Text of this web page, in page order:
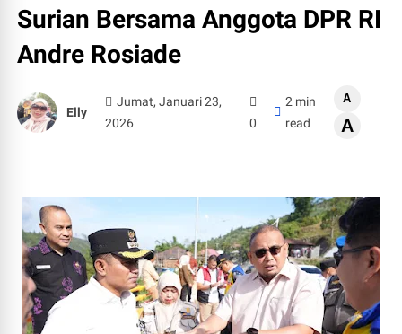
Surian Bersama Anggota DPR RI
Andre Rosiade
Elly
Jumat, Januari 23,
2026
0
2 min
read
A
A